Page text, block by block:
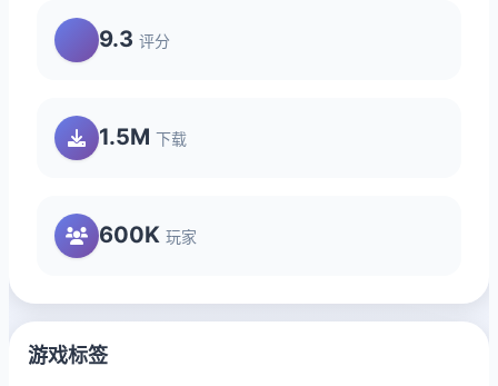
9.3 评分
1.5M 下载
600K 玩家
游戏标签